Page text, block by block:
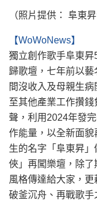
（照片提供： 阜東
【WoWoNews】
獨立創作歌手阜東昇
歸歌壇，七年前以
間沒收入及母親生
至其他產業工作攢
聲，利用2024年發
作能量，以全新面
生的名字「阜東昇
俠」再闖樂壇，除
風格傳達給大家，
破釜沉舟、再戰歌手